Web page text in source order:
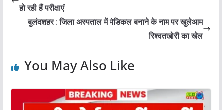
हो रही हैं परीक्षाएं
बुलंदशहर : जिला अस्पताल में मेडिकल बनाने के नाम पर खुलेआम
रिश्वतखोरी का खेल
You May Also Like